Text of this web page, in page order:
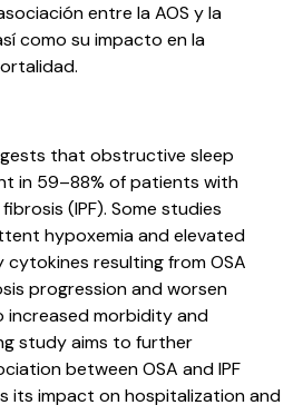
entre la AOS y la
como su impacto en la
that obstructive sleep
in 59–88% of patients with
(IPF). Some studies
hypoxemia and elevated
cytokines resulting from OSA
progression and worsen
increased morbidity and
study aims to further
between OSA and IPF
its impact on hospitalization and